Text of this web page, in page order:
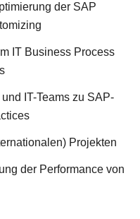
der SAP
IT Business Process
IT-Teams zu SAP-
Projekten
der Performance von